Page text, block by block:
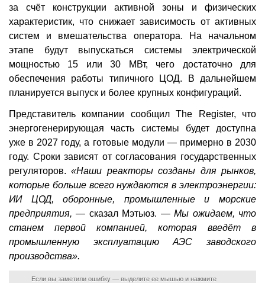
за счёт конструкции активной зоны и физических
характеристик, что снижает зависимость от активных
систем и вмешательства оператора. На начальном
этапе будут выпускаться системы электрической
мощностью 15 или 30 МВт, чего достаточно для
обеспечения работы типичного ЦОД. В дальнейшем
планируется выпуск и более крупных конфигураций.
Представитель компании сообщил The Register, что
энергогенерирующая часть системы будет доступна
уже в 2027 году, а готовые модули — примерно в 2030
году. Сроки зависят от согласования государственных
регуляторов.«Наши реакторы созданы для рынков,
которые больше всего нуждаются в электроэнергии:
ИИ ЦОД, оборонные, промышленные и морские
предприятия, — сказал Мэтьюз. —Мы ожидаем, что
станем первой компанией, которая введёт в
промышленную эксплуатацию АЭС заводского
производства».
Если вы заметили ошибку — выделите ее мышью и нажмите